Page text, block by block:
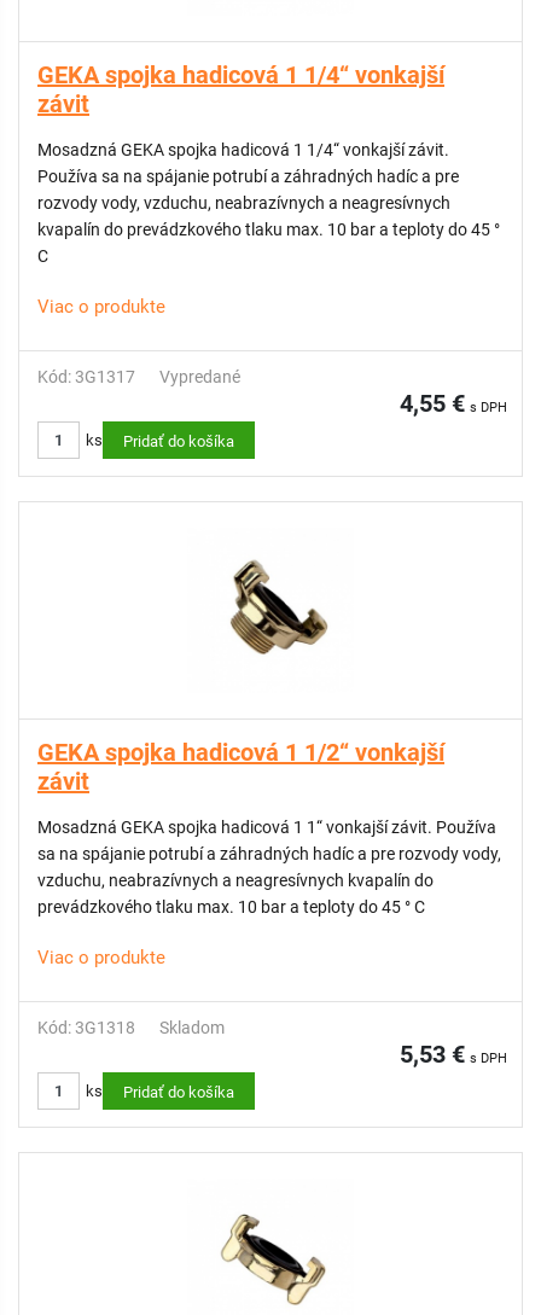
GEKA spojka hadicová 1 1/4“ vonkajší
závit
Mosadzná GEKA spojka hadicová 1 1/4“ vonkajší závit.
Používa sa na spájanie potrubí a záhradných hadíc a pre
rozvody vody, vzduchu, neabrazívnych a neagresívnych
kvapalín do prevádzkového tlaku max. 10 bar a teploty do 45 °
C
Viac o produkte
Kód: 3G1317 Vypredané
4,55 € s DPH
ks Pridať do košíka
GEKA spojka hadicová 1 1/2“ vonkajší
závit
Mosadzná GEKA spojka hadicová 1 1“ vonkajší závit. Používa
sa na spájanie potrubí a záhradných hadíc a pre rozvody vody,
vzduchu, neabrazívnych a neagresívnych kvapalín do
prevádzkového tlaku max. 10 bar a teploty do 45 ° C
Viac o produkte
Kód: 3G1318 Skladom
5,53 € s DPH
ks Pridať do košíka